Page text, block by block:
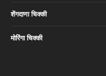
शेंगदाणा चिक्की
मोरिंगा चिक्की